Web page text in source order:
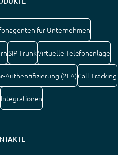
für Unternehmen
SIP TrunkVirtuelle Telefonanlage
Authentifizierung (2FA)Call Tracking
Integrationen